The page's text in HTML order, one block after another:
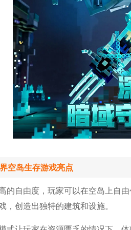
空岛生存游戏亮点
的自由度，玩家可以在空岛上自
，创造出独特的建筑和设施。